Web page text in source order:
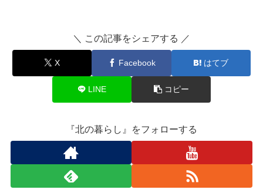
＼ この記事をシェアする ／
X Facebook はてブ
LINE コピー
『北の暮らし』をフォローする